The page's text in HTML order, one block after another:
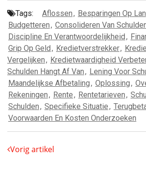
Tags: Aflossen, Besparingen Op
Budgetteren, Consolideren Van
Discipline En Verantwoordelijkheid,
Grip Op Geld, Kredietverstrekker,
Vergelijken, Kredietwaardigheid
Schulden Hangt Af Van, Lening Voor
Maandelijkse Afbetaling, Oplossing,
Rekeningen, Rente, Rentetarieven,
Schulden, Specifieke Situatie,
Voorwaarden En Kosten Onderzoeken
Vorig artikel